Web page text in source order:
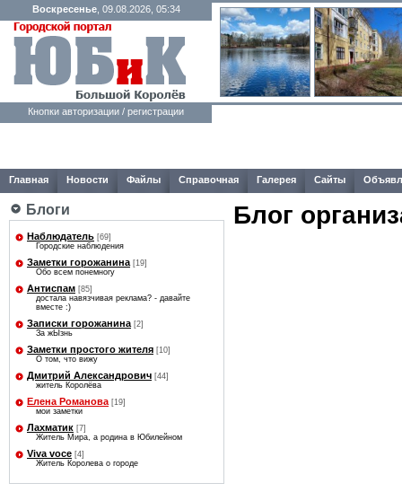
Воскресенье, 09.08.2026, 05:34
Кнопки авторизации / регистрации
Главная Новости Файлы Справочная Галерея Сайты
Блоги
Наблюдатель [69]
Городские наблюдения
Заметки горожанина [19]
Обо всем понемногу
Антиспам [85]
достала навязчивая реклама? - давайте
вместе :)
Записки горожанина [2]
За жЫзнь
Заметки простого жителя [10]
О том, что вижу
Дмитрий Александрович [44]
житель Королёва
Елена Романова [19]
мои заметки
Лахматик [7]
Житель Мира, а родина в Юбилейном
Viva voce [4]
Житель Королева о городе
Блог